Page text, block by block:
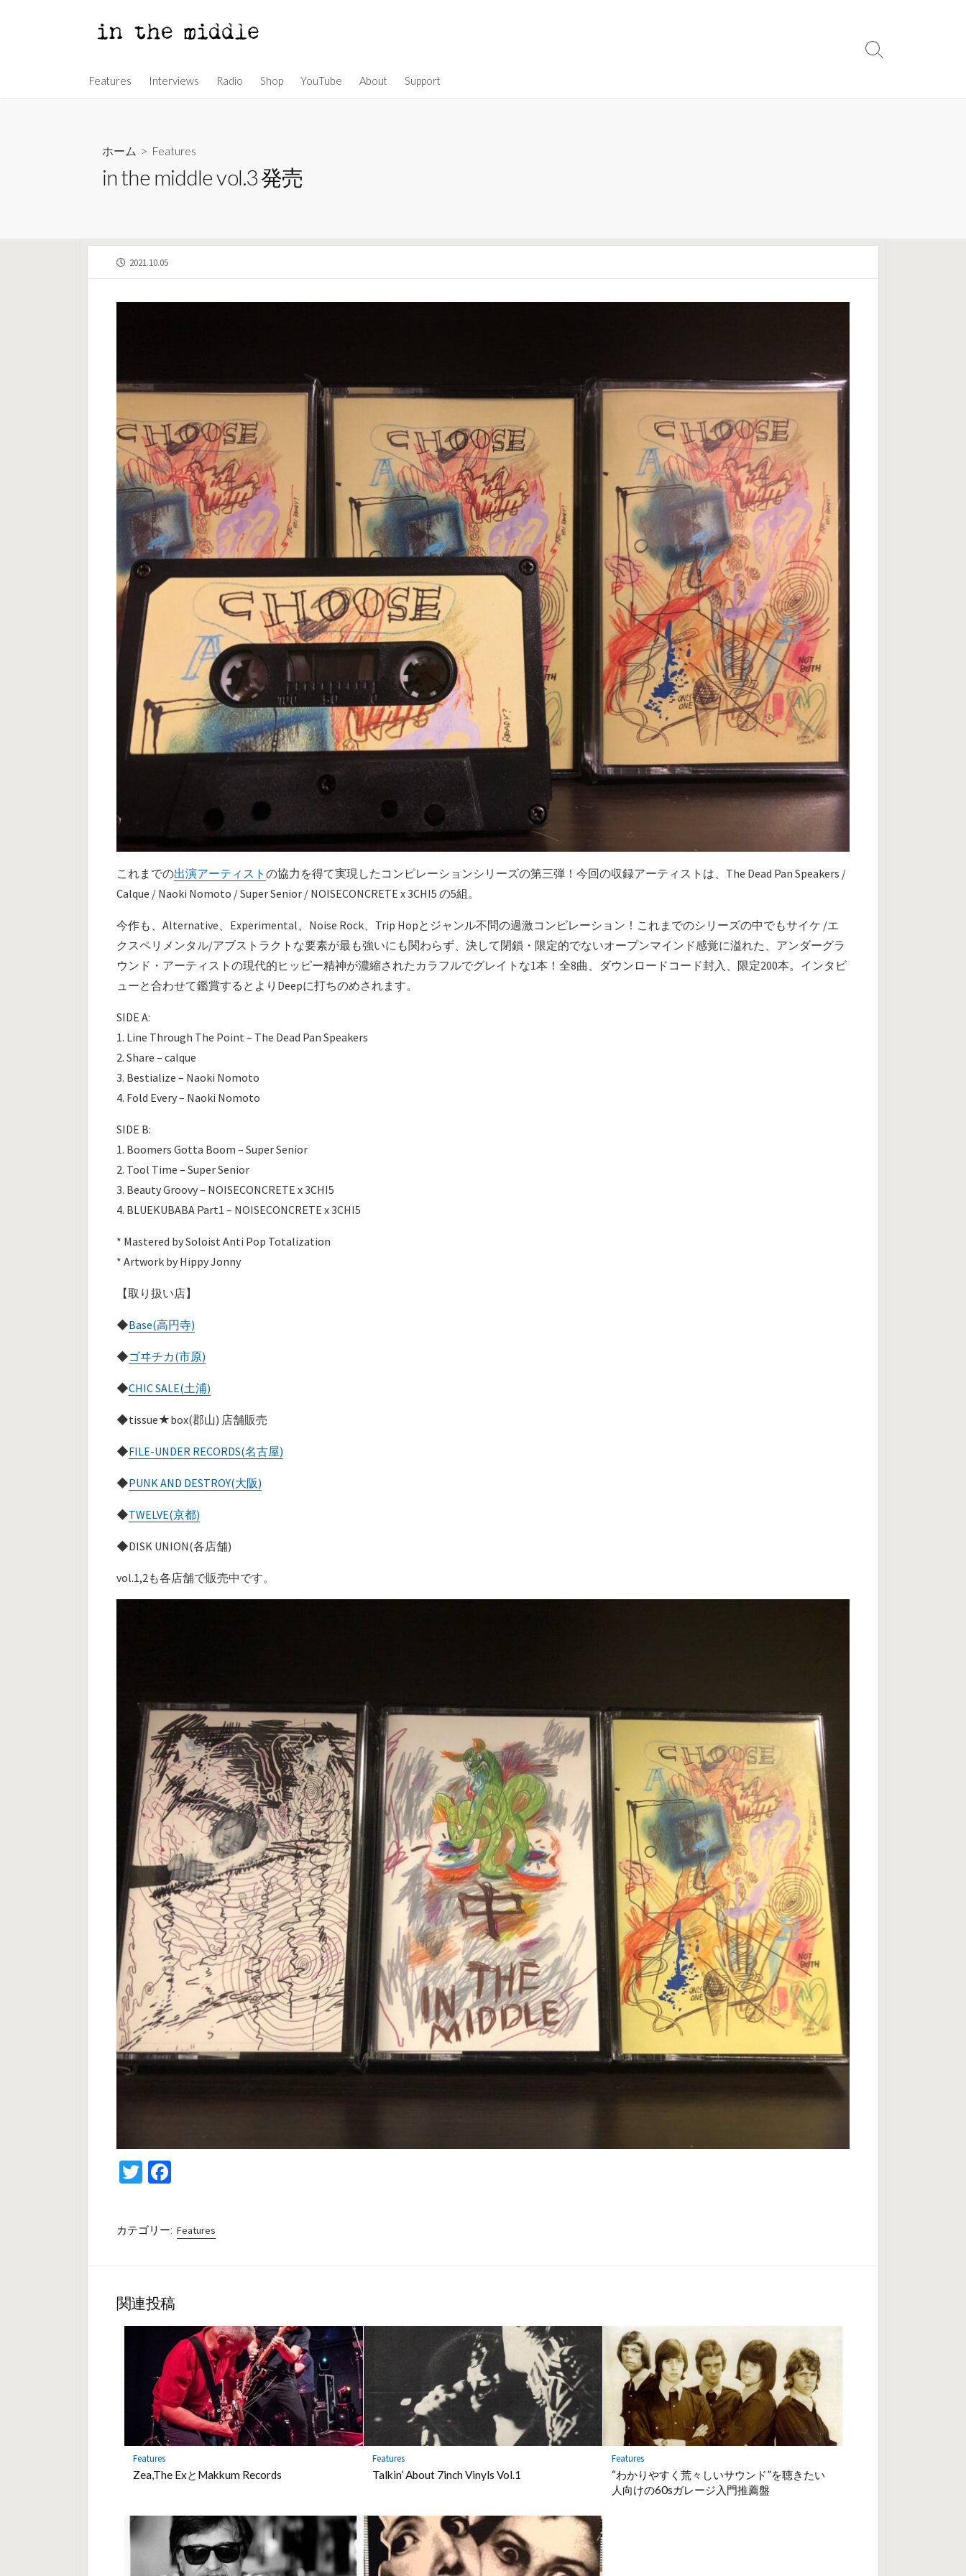
へ
Features Interviews Radio Shop YouTube About Support
検
ホーム > Features
in the middle vol.3 発売
公
2021.10.05
これまでの出演アーティスト の協力を得て実現したコンピレーションシリーズの第三弾！今回の収録アーティストは、The Dead Pan Speakers /
Calque / Naoki Nomoto / Super Senior / NOISECONCRETE x 3CHI5 の5組。
今作も、Alternative、Experimental、Noise Rock、Trip Hopとジャンル不問の過激コンピレーション！これまでのシリーズの中でもサイケ /エ
クスペリメンタル/アブストラクトな要素が最も強いにも関わらず、決して閉鎖・限定的でないオープンマインド感覚に溢れた、アンダーグラ
ウンド・アーティストの現代的ヒッピー精神が濃縮されたカラフルでグレイトな1本！全8曲、ダウンロードコード封入、限定200本。インタビ
ューと合わせて鑑賞するとよりDeepに打ちのめされます。
SIDE A:
1. Line Through The Point – The Dead Pan Speakers
2. Share – calque
3. Bestialize – Naoki Nomoto
4. Fold Every – Naoki Nomoto
SIDE B:
1. Boomers Gotta Boom – Super Senior
2. Tool Time – Super Senior
3. Beauty Groovy – NOISECONCRETE x 3CHI5
4. BLUEKUBABA Part1 – NOISECONCRETE x 3CHI5
* Mastered by Soloist Anti Pop Totalization
* Artwork by Hippy Jonny
【取り扱い店】
◆Base(高円寺)
◆ゴヰチカ(市原)
◆CHIC SALE(土浦)
◆tissue★box(郡山) 店舗販売
◆FILE-UNDER RECORDS(名古屋)
◆PUNK AND DESTROY(大阪)
◆TWELVE(京都)
◆DISK UNION(各店舗)
vol.1,2も各店舗で販売中です。
T
tt
er o
カテゴリー: Features
関連投稿
Features
Zea,The ExとMakkum Records
Features
Talkin’ About 7inch Vinyls Vol.1
Features
“わかりやすく荒々しいサウンド”を聴きたい
人向けの60sガレージ入門推薦盤